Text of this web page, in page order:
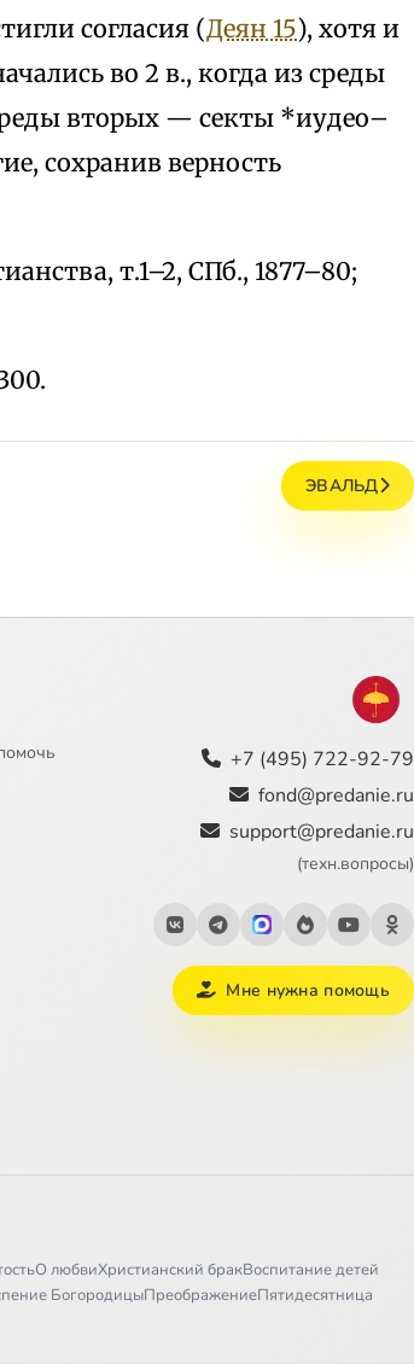
согласия (Деян 15), хотя и
во 2 в., когда из среды
вторых — секты *иудео–
сохранив верность
т.1–2, СПб., 1877–80;
ЭВАЛЬД
+7 (495) 722-92-79
fond@predanie.ru
support@predanie.ru
(техн.вопросы)
Мне нужна помощь
О любвиХристианский бракВоспитание детей
БогородицыПреображениеПятидесятница